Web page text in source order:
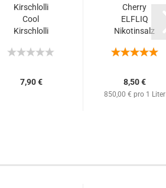
Kirschlolli
Cool
Kirschlolli
Einweg...
7,90 €
Cherry
ELFLIQ
Nikotinsalz
(Kirsch...
8,50 €
850,00 € pro 1 Liter